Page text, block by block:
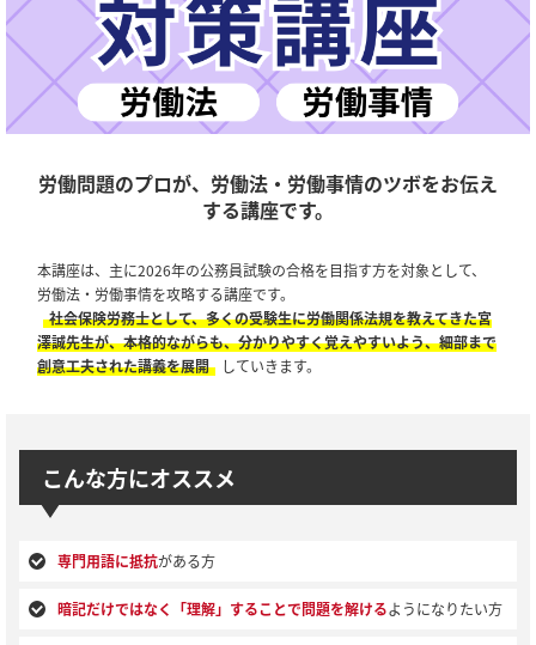
労働問題のプロが、労働法・労働事情のツボをお伝え
する講座です。
本講座は、主に2026年の公務員試験の合格を目指す方を対象として、
労働法・労働事情を攻略する講座です。
社会保険労務士として、多くの受験生に労働関係法規を教えてきた宮
澤誠先生が、本格的ながらも、分かりやすく覚えやすいよう、細部まで
創意工夫された講義を展開
していきます。
こんな方にオススメ
専門用語に抵抗がある方
暗記だけではなく「理解」することで問題を解けるようになりたい方